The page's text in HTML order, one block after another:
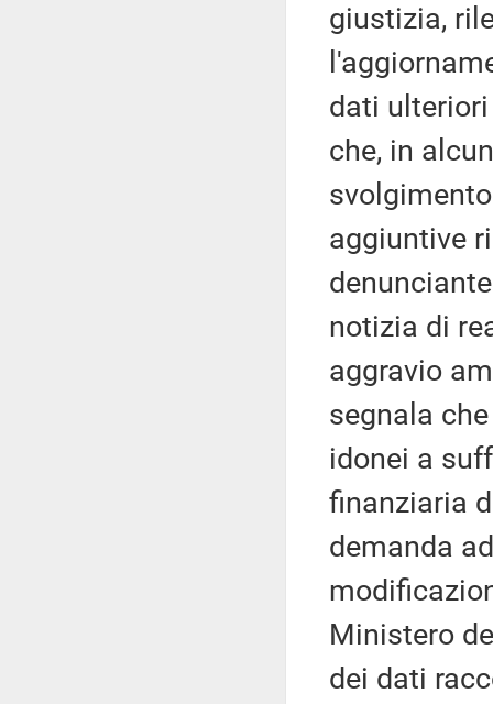
giustizia,
dati
che, in
aggiuntive
notizia di
aggravio
segnala
idonei a
finanziaria
demanda
Ministero
dei dati